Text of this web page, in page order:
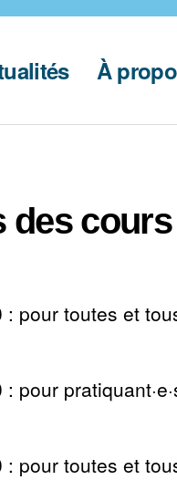
À
des cours
: pour toutes et
pour
: pour toutes et